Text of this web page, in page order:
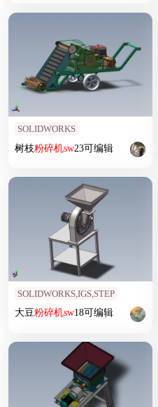
SOLIDWORKS
树枝粉碎机sw23可编辑
SOLIDWORKS,IGS,STEP
大豆粉碎机sw18可编辑